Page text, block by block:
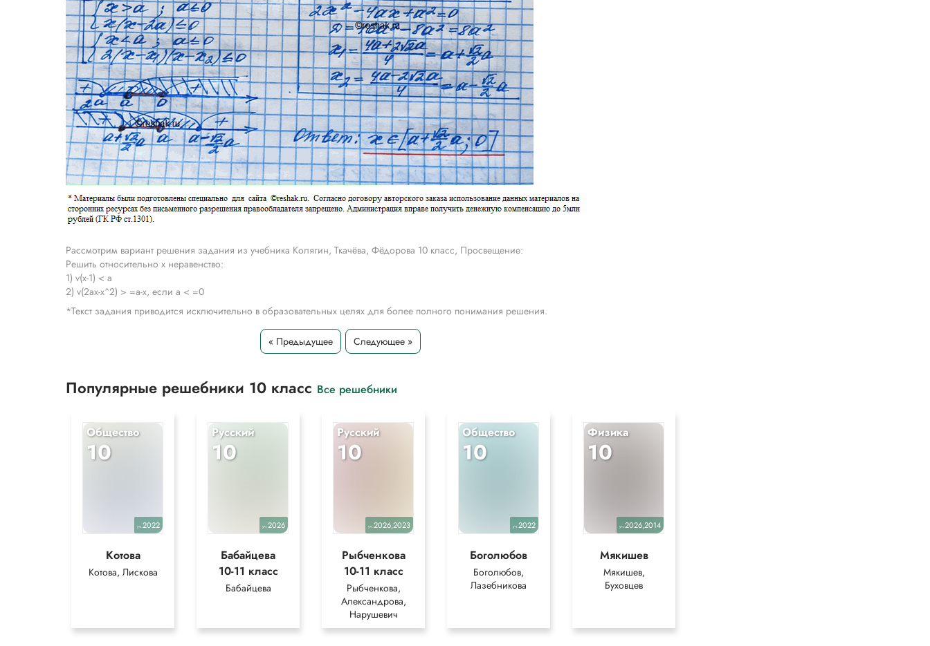
Рассмотрим вариант решения задания из учебника Колягин, Ткачёва, Фёдорова 10 класс, Просвещение:
Решить относительно x неравенство:
1) v(x-1) < a
2) v(2ax-x^2) > =a-x, если а < =0
*Текст задания приводится исключительно в образовательных целях для более полного понимания решения.
« Предыдущее Следующее »
Популярные решебники 10 класс Все решебники
Общество
10
уч.2022
Котова
Котова, Лискова
Русский
10
уч.2026
Бабайцева
10-11 класс
Бабайцева
Русский
10
уч.2026,2023
Рыбченкова
10-11 класс
Рыбченкова,
Александрова,
Нарушевич
Общество
10
уч.2022
Боголюбов
Боголюбов,
Лазебникова
Физика
10
уч.2026,2014
Мякишев
Мякишев,
Буховцев